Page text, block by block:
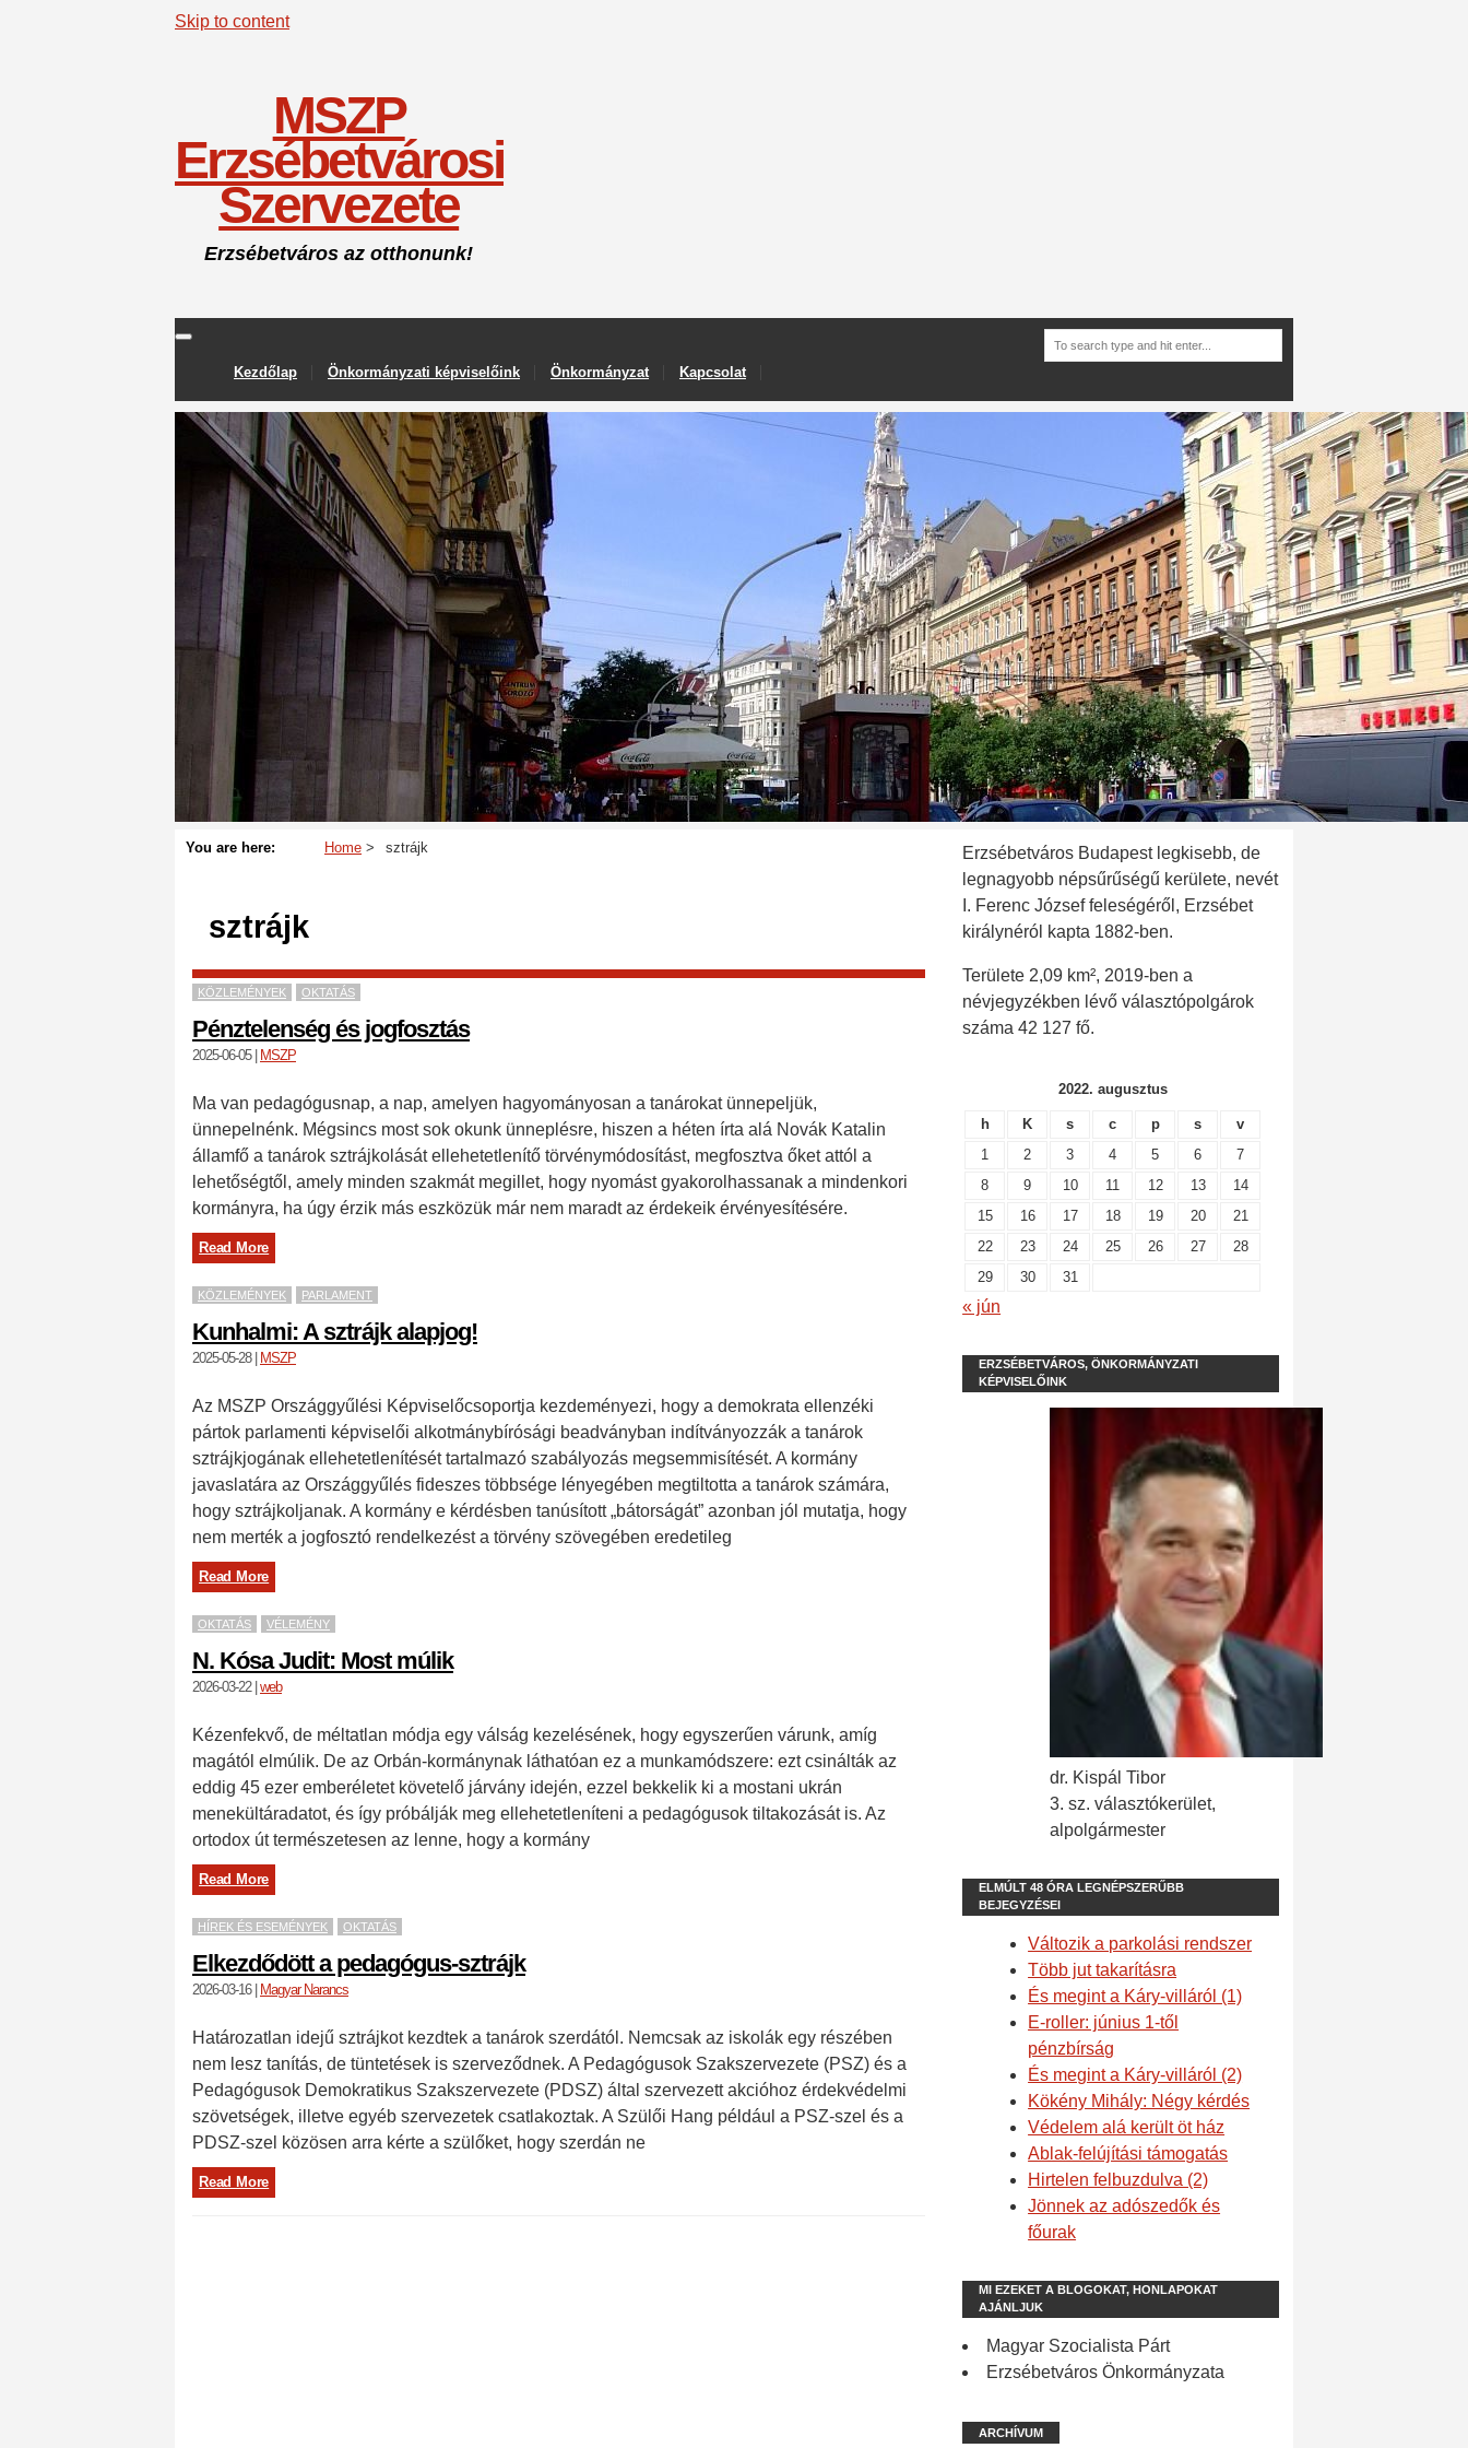
Skip to content
MSZP
Erzsébetvárosi
Szervezete
Erzsébetváros az otthonunk!
Kezdőlap Önkormányzati képviselőink Önkormányzat Kapcsolat
You are here: Home sztrájk
sztrájk
KÖZLEMÉNYEK OKTATÁS
Pénztelenség és jogfosztás
2025-06-05| MSZP
Ma van pedagógusnap, a nap, amelyen hagyományosan a tanárokat ünnepeljük,
ünnepelnénk. Mégsincs most sok okunk ünneplésre, hiszen a héten írta alá Novák Katalin
államfő a tanárok sztrájkolását ellehetetlenítő törvénymódosítást, megfosztva őket attól a
lehetőségtől, amely minden szakmát megillet, hogy nyomást gyakorolhassanak a mindenkori
kormányra, ha úgy érzik más eszközük már nem maradt az érdekeik érvényesítésére.
Read More
KÖZLEMÉNYEK PARLAMENT
Kunhalmi: A sztrájk alapjog!
2025-05-28| MSZP
Az MSZP Országgyűlési Képviselőcsoportja kezdeményezi, hogy a demokrata ellenzéki
pártok parlamenti képviselői alkotmánybírósági beadványban indítványozzák a tanárok
sztrájkjogának ellehetetlenítését tartalmazó szabályozás megsemmisítését. A kormány
javaslatára az Országgyűlés fideszes többsége lényegében megtiltotta a tanárok számára,
hogy sztrájkoljanak. A kormány e kérdésben tanúsított „bátorságát” azonban jól mutatja, hogy
nem merték a jogfosztó rendelkezést a törvény szövegében eredetileg
Read More
OKTATÁS VÉLEMÉNY
N. Kósa Judit: Most múlik
2026-03-22|web
Kézenfekvő, de méltatlan módja egy válság kezelésének, hogy egyszerűen várunk, amíg
magától elmúlik. De az Orbán-kormánynak láthatóan ez a munkamódszere: ezt csinálták az
eddig 45 ezer emberéletet követelő járvány idején, ezzel bekkelik ki a mostani ukrán
menekültáradatot, és így próbálják meg ellehetetleníteni a pedagógusok tiltakozását is. Az
ortodox út természetesen az lenne, hogy a kormány
Read More
HÍREK ÉS ESEMÉNYEK OKTATÁS
Elkezdődött a pedagógus-sztrájk
2026-03-16| Magyar Narancs
Határozatlan idejű sztrájkot kezdtek a tanárok szerdától. Nemcsak az iskolák egy részében
nem lesz tanítás, de tüntetések is szerveződnek. A Pedagógusok Szakszervezete (PSZ) és a
Pedagógusok Demokratikus Szakszervezete (PDSZ) által szervezett akcióhoz érdekvédelmi
szövetségek, illetve egyéb szervezetek csatlakoztak. A Szülői Hang például a PSZ-szel és a
PDSZ-szel közösen arra kérte a szülőket, hogy szerdán ne
Read More
Erzsébetváros Budapest legkisebb, de
legnagyobb népsűrűségű kerülete, nevét
I. Ferenc József feleségéről, Erzsébet
királynéról kapta 1882-ben.
Területe 2,09 km², 2019-ben a
névjegyzékben lévő választópolgárok
száma 42 127 fő.
2022. augusztus
h K s c p s
v
1
2 3 4 5 6
7
8
9 10 11 12 13
14
15
16 17 18 19 20
21
22
23 24 25 26 27
28
29
30 31
« jún
ERZSÉBETVÁROS, ÖNKORMÁNYZATI
KÉPVISELŐINK
dr. Kispál Tibor
3. sz. választókerület,
alpolgármester
ELMÚLT 48 ÓRA LEGNÉPSZERŰBB
BEJEGYZÉSEI
Változik a parkolási rendszer
Több jut takarításra
És megint a Káry-villáról (1)
E-roller: június 1-től
pénzbírság
És megint a Káry-villáról (2)
Kökény Mihály: Négy kérdés
Védelem alá került öt ház
Ablak-felújítási támogatás
Hirtelen felbuzdulva (2)
Jönnek az adószedők és
főurak
MI EZEKET A BLOGOKAT, HONLAPOKAT
AJÁNLJUK
Magyar Szocialista Párt
Erzsébetváros Önkormányzata
ARCHÍVUM